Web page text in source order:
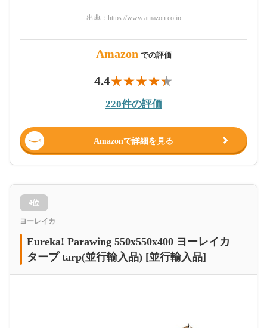
出典： https://www.amazon.co.jp
Amazon での評価
4.4
220件の評価
Amazonで詳細を見る
4位
ヨーレイカ
Eureka! Parawing 550x550x400 ヨーレイカ
タープ tarp(並行輸入品) [並行輸入品]